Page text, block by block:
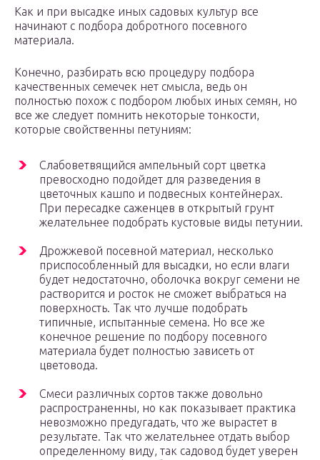
Как и при высадке иных садовых культур все
начинают с подбора добротного посевного
материала.
Конечно, разбирать всю процедуру подбора
качественных семечек нет смысла, ведь он
полностью похож с подбором любых иных семян, но
все же следует помнить некоторые тонкости,
которые свойственны петуниям:
Слабоветвящийся ампельный сорт цветка
превосходно подойдет для разведения в
цветочных кашпо и подвесных контейнерах.
При пересадке саженцев в открытый грунт
желательнее подобрать кустовые виды петунии.
Дрожжевой посевной материал, несколько
приспособленный для высадки, но если влаги
будет недостаточно, оболочка вокруг семени не
растворится и росток не сможет выбраться на
поверхность. Так что лучше подобрать
типичные, испытанные семена. Но все же
конечное решение по подбору посевного
материала будет полностью зависеть от
цветовода.
Смеси различных сортов также довольно
распространенны, но как показывает практика
невозможно предугадать, что же вырастет в
результате. Так что желательнее отдать выбор
определенному виду, так садовод будет уверен